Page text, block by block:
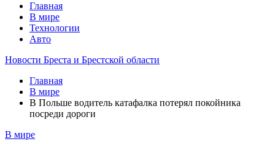
Главная
В мире
Технологии
Авто
Новости Бреста и Брестской области
Главная
В мире
В Польше водитель катафалка потерял покойника
посреди дороги
В мире